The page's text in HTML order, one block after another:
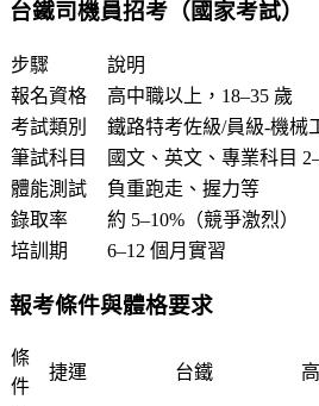
台鐵司機員招考（國家考試）
步驟
說明
報名資格
高中職以上，18–35 歲
考試類別
鐵路特考佐級/員級-機械
筆試科目
國文、英文、專業科目
體能測試
負重跑走、握力等
錄取率
約 5–10%（競爭激烈）
培訓期
6–12 個月實習
報考條件與體格要求
條
件
捷運 台鐵